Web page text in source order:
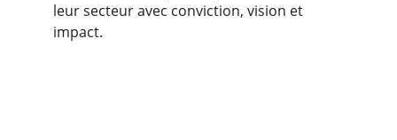
leur secteur avec conviction, vision et
impact.